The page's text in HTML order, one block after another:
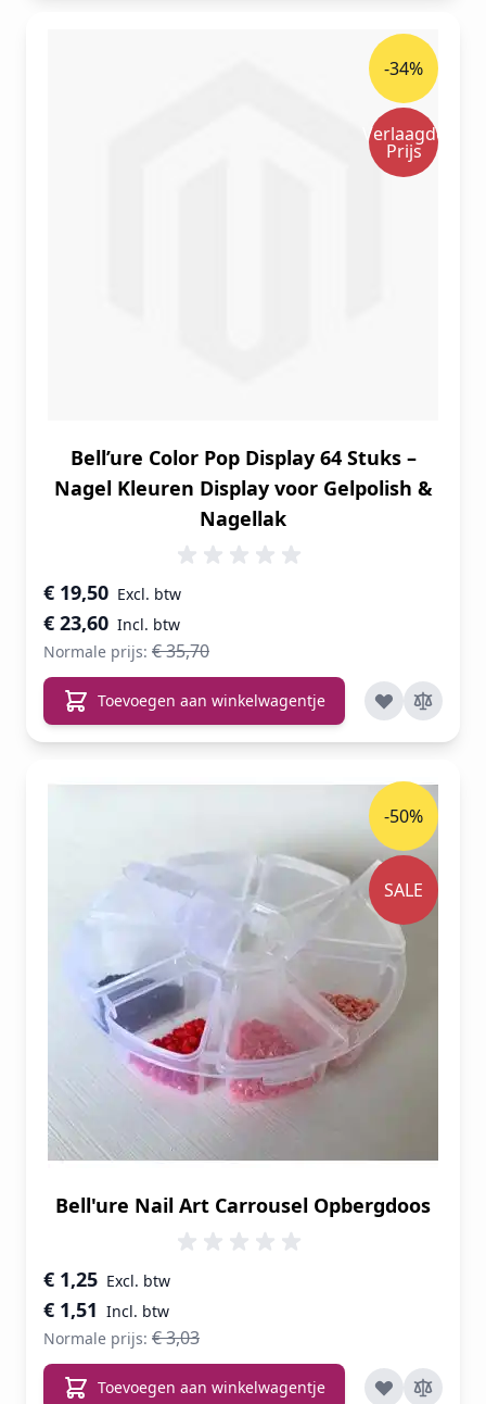
Bell’ure Color Pop Display 64 Stuks –
Nagel Kleuren Display voor Gelpolish &
Nagellak
Speciale prijs
€ 23,60
€ 19,50
Normale prijs: € 35,70
-34%
Verlaagde
Prijs
Toevoegen aan winkelwagentje
Bell'ure Nail Art Carrousel Opbergdoos
Speciale prijs
€ 1,51
€ 1,25
Normale prijs: € 3,03
-50%
SALE
Toevoegen aan winkelwagentje